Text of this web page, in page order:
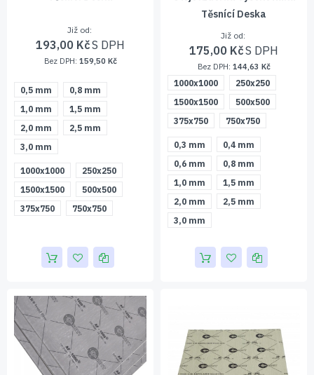
Již od
193,00 Kč
159,50 Kč
0,5 mm
0,8 mm
1,0 mm
1,5 mm
2,0 mm
2,5 mm
3,0 mm
1000x1000
250x250
1500x1500
500x500
375x750
750x750
Těsnící Deska
Již od
175,00 Kč
144,63 Kč
1000x1000
250x250
1500x1500
500x500
375x750
750x750
0,3 mm
0,4 mm
0,6 mm
0,8 mm
1,0 mm
1,5 mm
2,0 mm
2,5 mm
3,0 mm